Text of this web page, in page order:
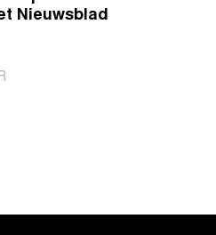
Nieuwsblad
|